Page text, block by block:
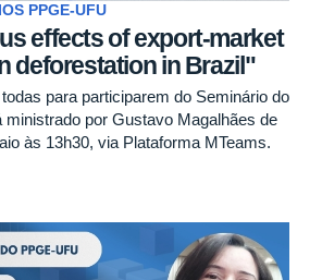
PPGE-UFU
effects of export-market
deforestation in Brazil"
para participarem do Seminário do
por Gustavo Magalhães de
às 13h30, via Plataforma MTeams.